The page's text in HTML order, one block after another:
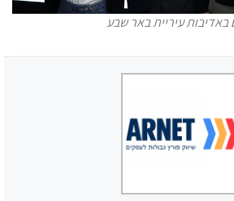
באדיבות עיריית באר שבע